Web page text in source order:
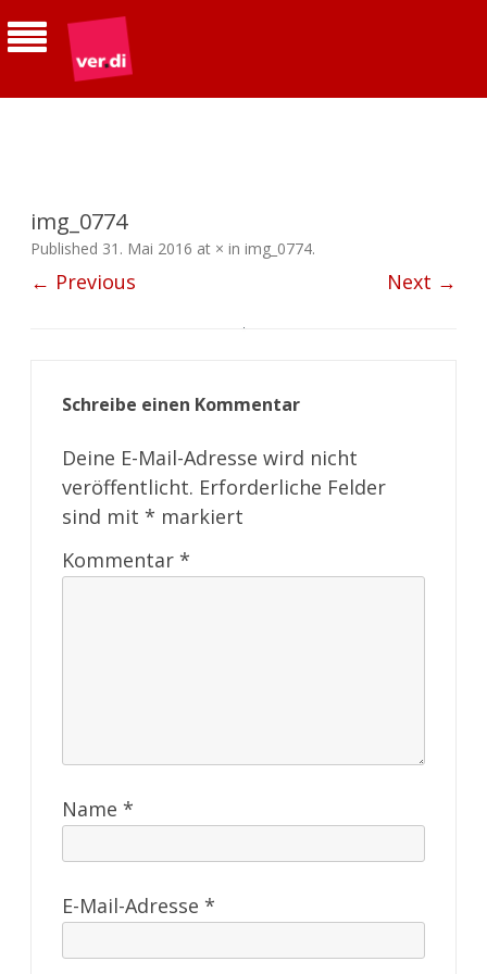
img_0774
Published 31. Mai 2016 at × in img_0774.
← Previous Next →
Schreibe einen Kommentar
Deine E-Mail-Adresse wird nicht
veröffentlicht. Erforderliche Felder
sind mit * markiert
Kommentar *
Name *
E-Mail-Adresse *